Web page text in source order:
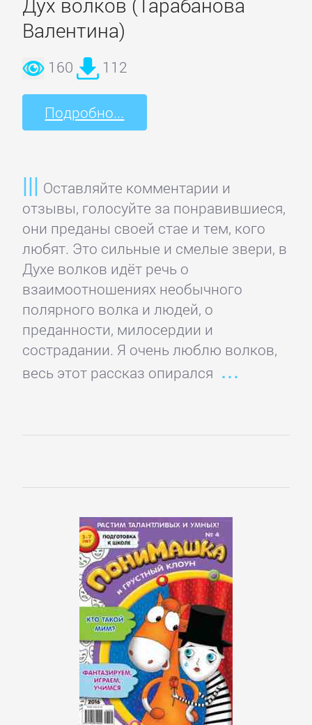
Валентина)
160 112
Подробно...
Оставляйте комментарии и
отзывы, голосуйте за понравившиеся,
они преданы своей стае и тем, кого
любят. Это сильные и смелые звери, в
Духе волков идёт речь о
взаимоотношениях необычного
полярного волка и людей, о
преданности, милосердии и
сострадании. Я очень люблю волков,
весь этот рассказ опирался
ЛЮБОВНЫЕ
РОМАНЫ
любовные
романы
Исторические
любовные
романы
Короткие
любовные
романы
Остросюжетные
любовные
Современные
любовные
Эротическая
литература